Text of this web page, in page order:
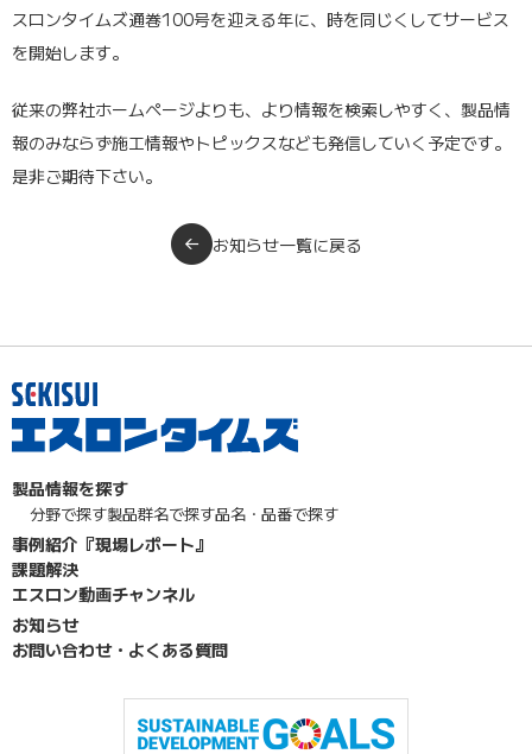
スロンタイムズ通巻100号を迎える年に、時を同じくしてサービス
を開始します。
従来の弊社ホームページよりも、より情報を検索しやすく、製品情
報のみならず施工情報やトピックスなども発信していく予定です。
是非ご期待下さい。
お知らせ一覧に戻る
製品情報を探す
分野で探す製品群名で探す品名・品番で探す
事例紹介『現場レポート』
課題解決
エスロン動画チャンネル
お知らせ
お問い合わせ・よくある質問